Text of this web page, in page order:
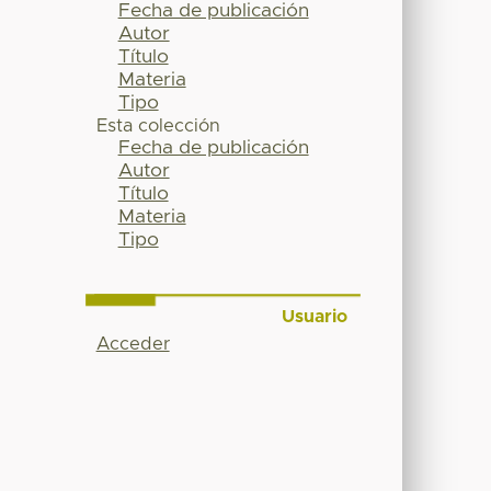
Fecha de publicación
Autor
Título
Materia
Tipo
Esta colección
Fecha de publicación
Autor
Título
Materia
Tipo
Usuario
Acceder